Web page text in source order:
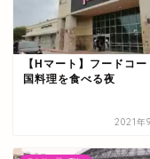
【Hマート】フードコ
国料理を食べる夜
2021年